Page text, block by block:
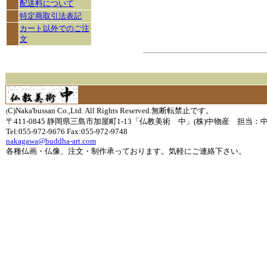
配送料について
特定商取引法表記
カート以外でのご注
文
(C)Naka'bussan Co.,Ltd. All Rights Reserved.無断転禁止です。
〒411-0845 静岡県三島市加屋町1-13「仏教美術 中」(株)中物産 担当：
Tel:055-972-9676 Fax:055-972-9748
nakagawa@buddha-art.com
各種仏画・仏像、注文・制作承っております。気軽にご連絡下さい。